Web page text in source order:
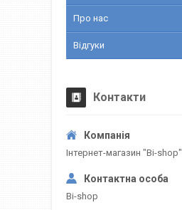
Про нас
Відгуки
Контакти
Інтернет-магазин "Bi-shop"
Bi-shop